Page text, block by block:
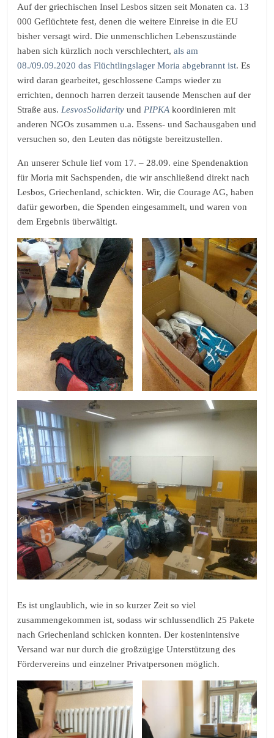
Auf der griechischen Insel Lesbos sitzen seit Monaten ca. 13
000 Geflüchtete fest, denen die weitere Einreise in die EU
bisher versagt wird. Die unmenschlichen Lebenszustände
haben sich kürzlich noch verschlechtert,als am
08./09.09.2020 das Flüchtlingslager Moria abgebrannt ist. Es
wird daran gearbeitet, geschlossene Camps wieder zu
errichten, dennoch harren derzeit tausende Menschen auf der
Straße aus. LesvosSolidarity und PIPKA koordinieren mit
anderen NGOs zusammen u.a. Essens- und Sachausgaben und
versuchen so, den Leuten das nötigste bereitzustellen.
An unserer Schule lief vom 17. – 28.09. eine Spendenaktion
für Moria mit Sachspenden, die wir anschließend direkt nach
Lesbos, Griechenland, schickten. Wir, die Courage AG, haben
dafür geworben, die Spenden eingesammelt, und waren von
dem Ergebnis überwältigt.
Es ist unglaublich, wie in so kurzer Zeit so viel
zusammengekommen ist, sodass wir schlussendlich 25 Pakete
nach Griechenland schicken konnten. Der kostenintensive
Versand war nur durch die großzügige Unterstützung des
Fördervereins und einzelner Privatpersonen möglich.